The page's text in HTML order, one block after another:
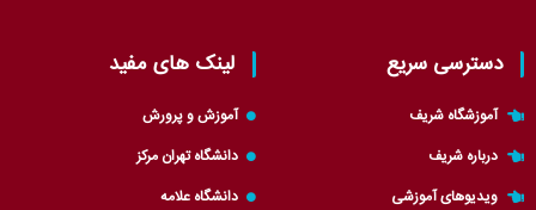
s
a
p
p
i
t
t
e
r
دسترسی سریع
آموزشگاه شریف
درباره شریف
ویدیوهای آموزشی
لینک های مفید
آموزش و پرورش
دانشگاه تهران مرکز
دانشگاه علامه